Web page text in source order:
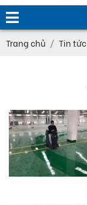
Trang chủ Tin tức